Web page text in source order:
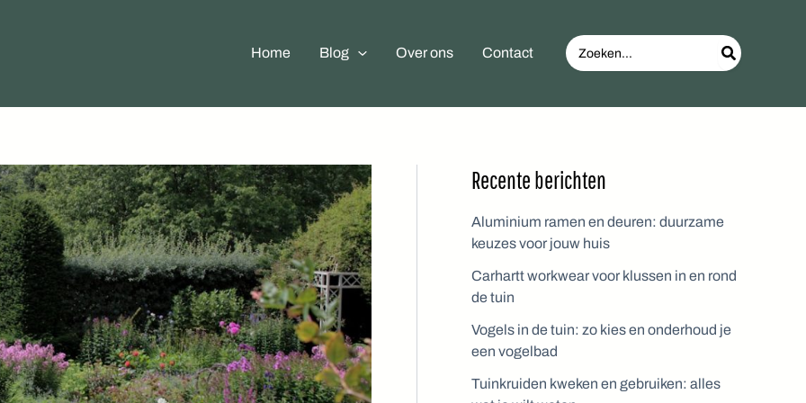
Home Blog Over ons Contact
Search
for:
Recente berichten
Aluminium ramen en deuren: duurzame
keuzes voor jouw huis
Carhartt workwear voor klussen in en rond
de tuin
Vogels in de tuin: zo kies en onderhoud je
een vogelbad
Tuinkruiden kweken en gebruiken: alles